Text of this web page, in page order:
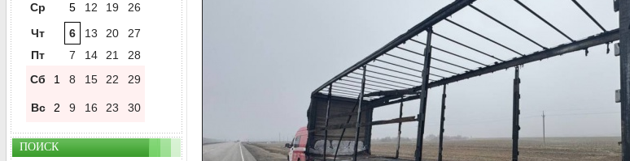
Ср 5 12 19
26
Чт
6 13 20
27
Пт
7 14 21
28
Сб
1 8 15 22 29
Вс 2 9 16 23 30
ПОИСК